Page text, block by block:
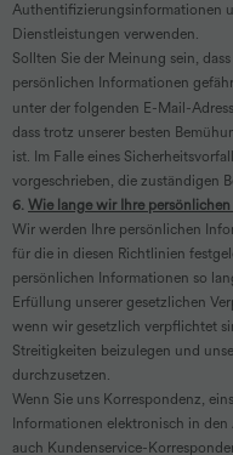
Authentifizierungsinformationen
Dienstleistungen verwenden.
Sollten Sie der Meinung sein,
persönlichen Informationen
unter der folgenden E-Mail-
dass trotz unserer besten
ist. Im Falle eines
vorgeschrieben, die zuständigen
6. Wie lange wir Ihre
Wir werden Ihre persönlichen
für die in diesen Richtlinien
persönlichen Informationen so
Erfüllung unserer gesetzlichen
wenn wir gesetzlich verpflichtet
Streitigkeiten beizulegen und
durchzusetzen.
Wenn Sie uns Korrespondenz,
Informationen elektronisch in
auch Kundenservice-